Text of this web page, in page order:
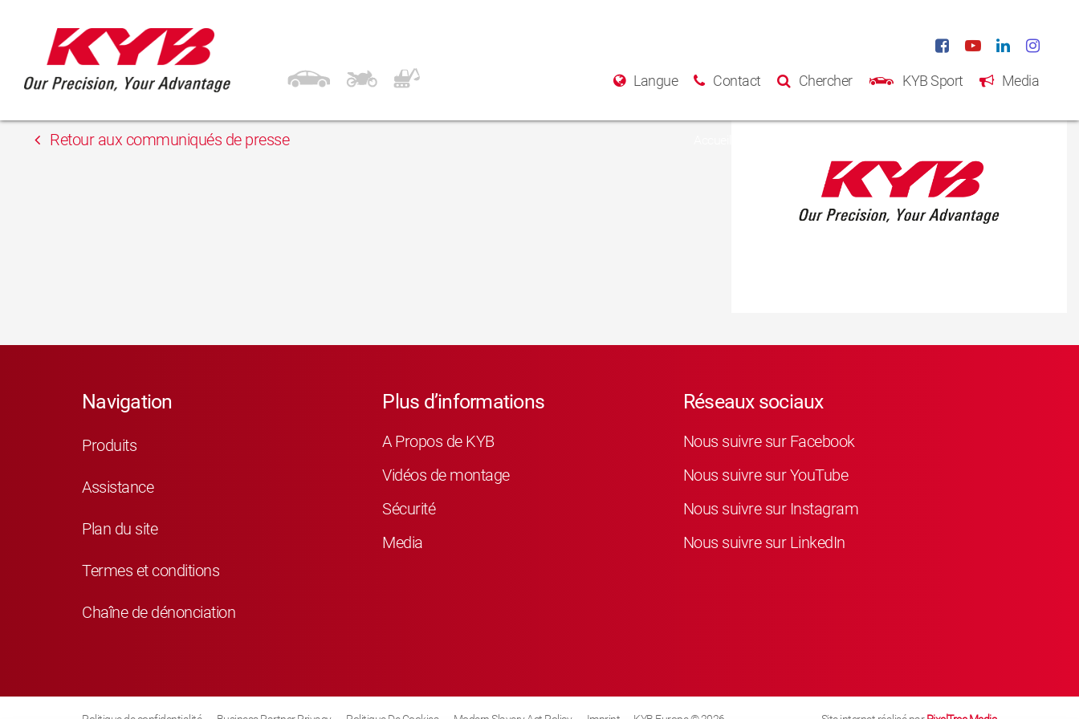
Langue Contact Chercher KYB Sport Media
Autonet Import SRL
Retour aux communiqués de presse
Navigation
Produits
Assistance
Plan du site
Termes et conditions
Chaîne de dénonciation
Plus d’informations
A Propos de KYB
Vidéos de montage
Sécurité
Media
Réseaux sociaux
Nous suivre sur Facebook
Nous suivre sur YouTube
Nous suivre sur Instagram
Nous suivre sur LinkedIn